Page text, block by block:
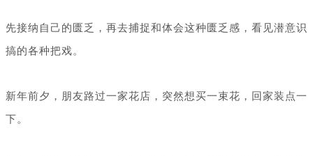
先接纳自己的匮乏，再去捕捉和体会这种匮乏感，看见潜意识
搞的各种把戏。
新年前夕，朋友路过一家花店，突然想买一束花，回家装点一
下。